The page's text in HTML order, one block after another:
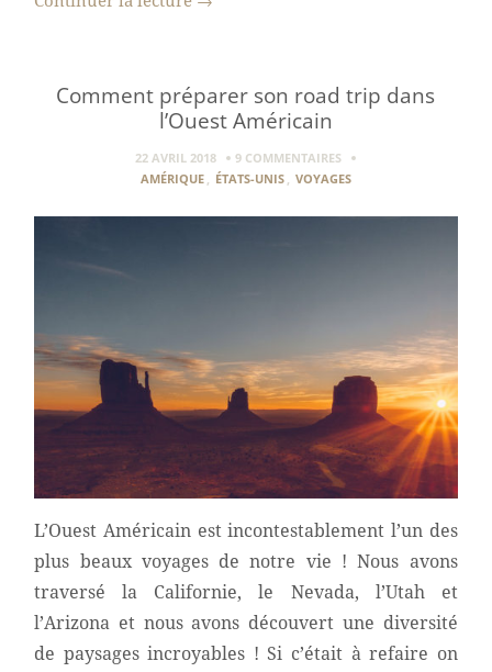
Comment préparer son road trip dans
l’Ouest Américain
22 AVRIL 2018
9 COMMENTAIRES
AMÉRIQUE
ÉTATS-UNIS VOYAGES
L’Ouest Américain est incontestablement l’un des
plus beaux voyages de notre vie ! Nous avons
traversé la Californie, le Nevada, l’Utah et
l’Arizona et nous avons découvert une diversité
de paysages incroyables ! Si c’était à refaire on